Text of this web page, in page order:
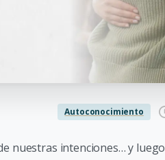
Autoconocimiento
nuestras intenciones… y